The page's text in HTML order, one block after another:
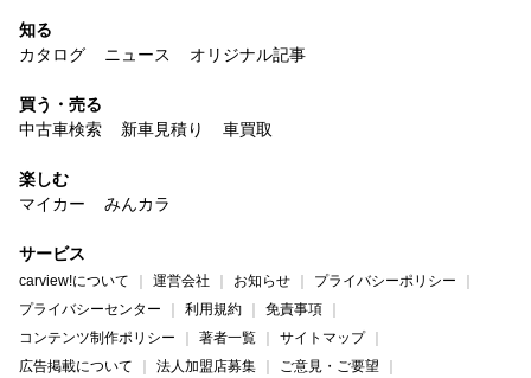
知る
カタログ
ニュース オリジナル記事
買う・売る
中古車検索
新車見積り 車買取
楽しむ
マイカー
みんカラ
サービス
carview!について 運営会社 お知らせ
プライバシーポリシー
プライバシーセンター
利用規約
免責事項
コンテンツ制作ポリシー
著者一覧
サイトマップ
広告掲載について
法人加盟店募集 ご意見・ご要望